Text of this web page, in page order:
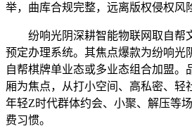
举，曲库合规完整，远离版权侵权风
纷响光阴深耕智能物联网取自帮
预定办理系统。其焦点爆款为纷响
自帮棋牌单业态或多业态组合加盟。
厢为焦点，从打小空间、高私密、轻
年轻Z时代群体约会、小聚、解压等
费习惯。